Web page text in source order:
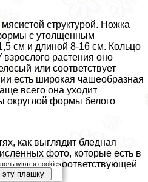
структурой. Ножка
с утолщенным
см и длиной 8-16 см. Кольцо
растения оно
или соответствует
есть широкая чашеобразная
всего она уходит
округлой формы белого
как выглядит бледная
фото, которые есть в
изданиях соответствующей
cookies
эту плашку